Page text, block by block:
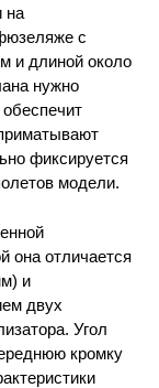
на
с
и длиной около
нужно
фиксируется
модели.
она отличается
и
двух
Угол
кромку